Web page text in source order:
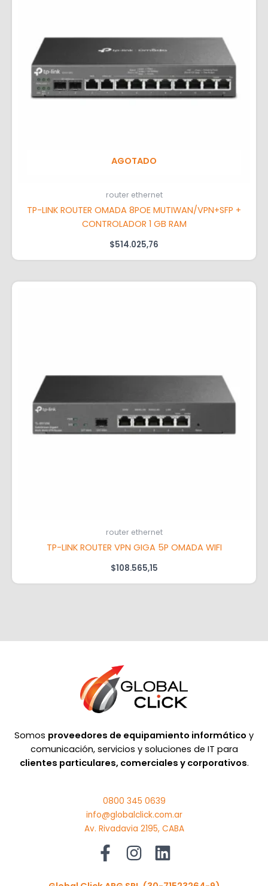
AGOTADO
router ethernet
TP-LINK ROUTER OMADA 8POE MUTIWAN/VPN+SFP +
CONTROLADOR 1 GB RAM
$514.025,76
router ethernet
TP-LINK ROUTER VPN GIGA 5P OMADA WIFI
$108.565,15
Somos proveedores de equipamiento informático y
comunicación, servicios y soluciones de IT para
clientes particulares, comerciales y corporativos.
0800 345 0639
info@globalclick.com.ar
Av. Rivadavia 2195, CABA